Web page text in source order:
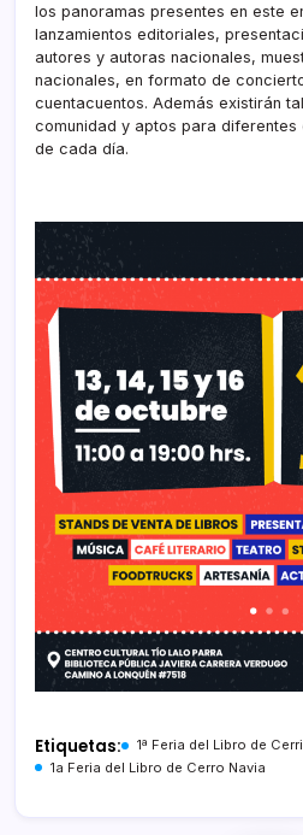
los panoramas presentes en este
lanzamientos editoriales,
autores y autoras nacionales,
nacionales, en formato de
cuentacuentos. Además existirán
comunidad y aptos para
de cada día.
Etiquetas:
1ª Feria del Libro de
1a Feria del Libro de Cerro Navia